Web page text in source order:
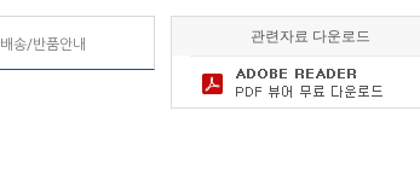
배송/반품안내 관련자료 다운로드